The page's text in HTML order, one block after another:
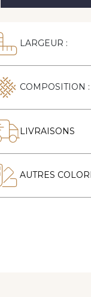
LARGEUR :
COMPOSITION :
LIVRAISONS
AUTRES